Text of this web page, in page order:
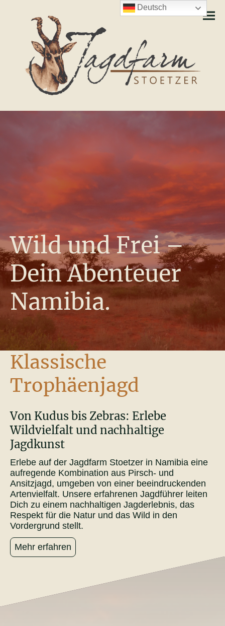
Wild und Frei –
Dein Abenteuer
Namibia.
Klassische
Trophäenjagd
Von Kudus bis Zebras: Erlebe
Wildvielfalt und nachhaltige
Jagdkunst
Erlebe auf der Jagdfarm Stoetzer in Namibia eine
aufregende Kombination aus Pirsch- und
Ansitzjagd, umgeben von einer beeindruckenden
Artenvielfalt. Unsere erfahrenen Jagdführer leiten
Dich zu einem nachhaltigen Jagderlebnis, das
Respekt für die Natur und das Wild in den
Vordergrund stellt.
Mehr erfahren
Deutsch